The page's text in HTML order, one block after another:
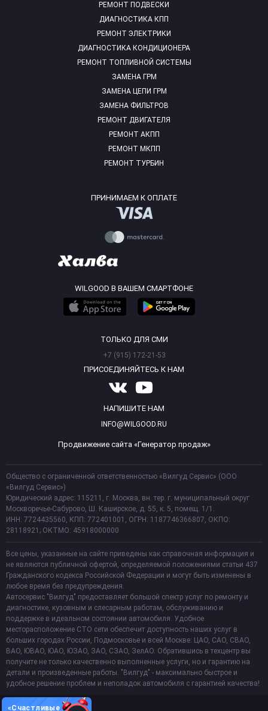
РЕМОНТ ПОДВЕСКИ
ДИАГНОСТИКА КПП
РЕМОНТ ЭЛЕКТРИКИ
ДИАГНОСТИКА КОНДИЦИОНЕРА
РЕМОНТ ТОПЛИВНОЙ СИСТЕМЫ
ЗАМЕНА ГРМ
ЗАМЕНА ЦЕПИ ГРМ
ЗАМЕНА ФИЛЬТРОВ
РЕМОНТ ДВИГАТЕЛЯ
РЕМОНТ АКПП
РЕМОНТ МКПП
РЕМОНТ ТУРБИН
ПРИНИМАЕМ К ОПЛАТЕ
WILGOOD В ВАШЕМ СМАРТФОНЕ
ТОЛЬКО ДЛЯ СМИ
+7 (915) 172-21-53
ПРИСОЕДИНЯЙТЕСЬ К НАМ
НАПИШИТЕ НАМ
INFO@WILGOOD.RU
Продвижение сайта «Генератор продаж»
Общество с ограниченной ответственностью «Вилгуд Сервис» (ООО
«Вилгуд Сервис»)
Юридический адрес: 115211, г. Москва, вн. тер. г. муниципальный округ
Москворечье-Сабурово, Ш. Каширское, д. 55, к. 5, помещ. 1/1.
ИНН: 7724435560, КПП: 772401001, ОГРН: 1187746366807, ОКПО:
28118921; ОКТМО: 45918000000
Все цены, указанные на сайте приведены как справочная информация и
не являются публичной офертой, определяемой положениями статьи 437
Гражданского кодекса Российской Федерации и могут быть изменены в
любое время без предупреждения.
Автосервис "Вилгуд" предоставляет большой спектр услуг по ремонту и
диагностике, кузовным и слесарным работам, обслуживанию и
поддержке в идеальном состоянии автомобиля. Удобное
месторасположение СТО сети обеспечит доступность наших услуг в
больших городах России, Подмосковье и всей Москве: ЦАО, САО, СВАО,
ВАО, ЮВАО, ЮАО, ЮЗАО, ЗАО, СЗАО, ЗелАО. Обратившись в техцентр вы
получите не только качественно выполненные услуги, но и гарантию на
детали и произведенные работы. "Вилгуд" - максимально быстрое и
удобное решение проблем и неполадок автомобиля с гарантией качества!
«Счастливые